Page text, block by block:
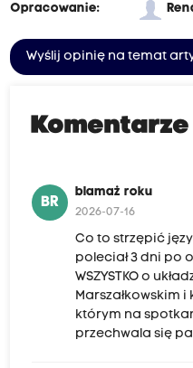
Opracowanie:
Wyślij opinię na temat
Komentarze
BR
blamaż roku
2026-07-16
Co to strzępić
poleciał 3 dni po
WSZYSTKO o
Marszałkowskim
którym na
przechwala się